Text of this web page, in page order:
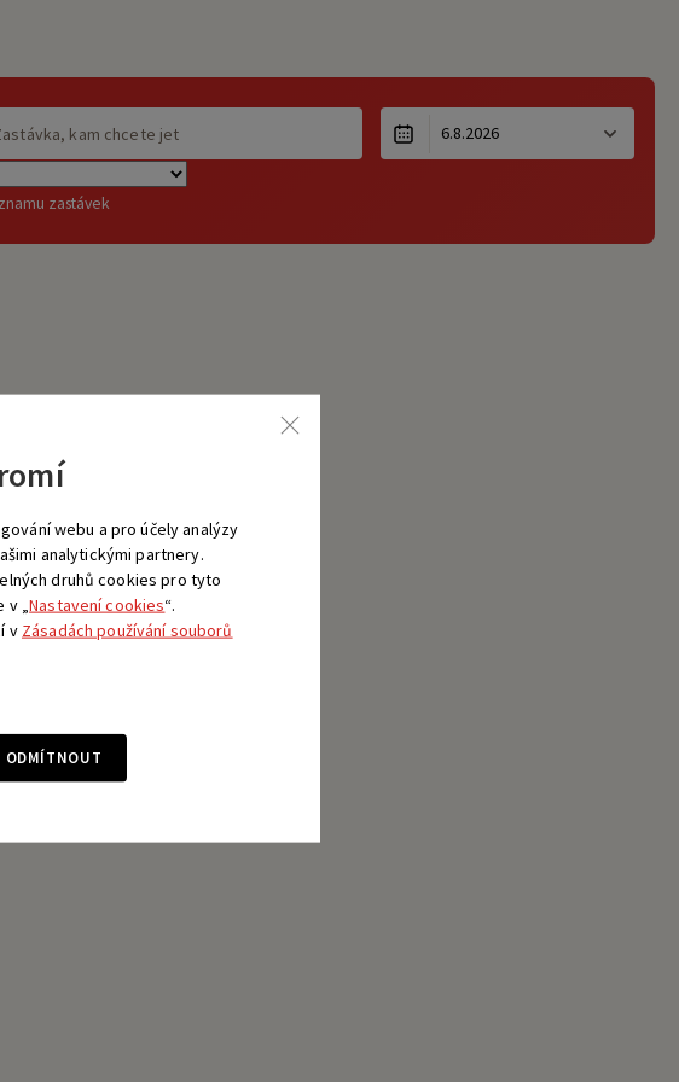
zastávek
webu a pro účely analýzy
analytickými partnery.
druhů cookies pro tyto
v „Nastavení cookies“.
v Zásadách používání souborů
ODMÍTNOUT